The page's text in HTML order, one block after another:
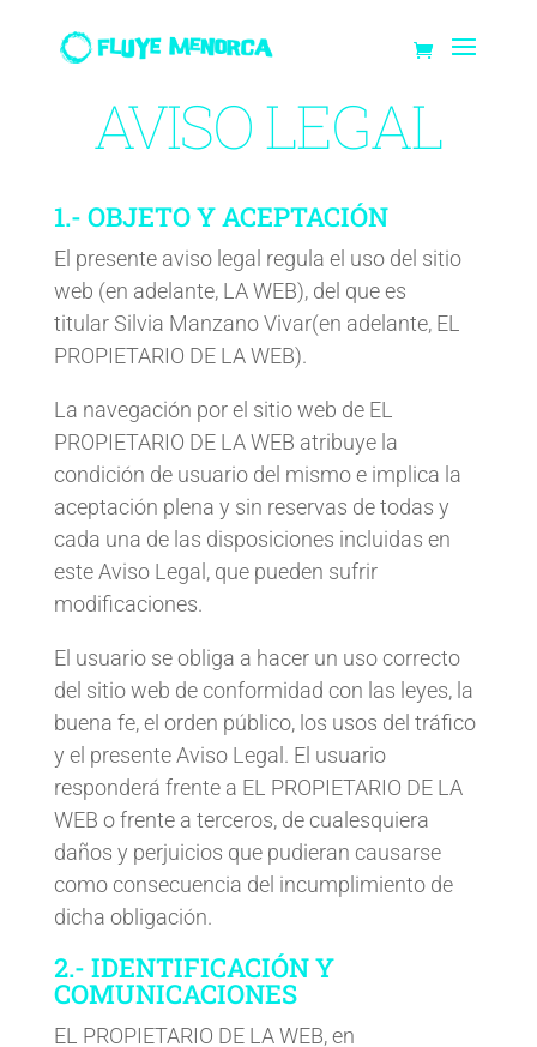
AVISO LEGAL
1.- OBJETO Y ACEPTACIÓN
El presente aviso legal regula el uso del sitio
web (en adelante, LA WEB), del que es
titular Silvia Manzano Vivar(en adelante, EL
PROPIETARIO DE LA WEB).
La navegación por el sitio web de EL
PROPIETARIO DE LA WEB atribuye la
condición de usuario del mismo e implica la
aceptación plena y sin reservas de todas y
cada una de las disposiciones incluidas en
este Aviso Legal, que pueden sufrir
modificaciones.
El usuario se obliga a hacer un uso correcto
del sitio web de conformidad con las leyes, la
buena fe, el orden público, los usos del tráfico
y el presente Aviso Legal. El usuario
responderá frente a EL PROPIETARIO DE LA
WEB o frente a terceros, de cualesquiera
daños y perjuicios que pudieran causarse
como consecuencia del incumplimiento de
dicha obligación.
2.- IDENTIFICACIÓN Y
COMUNICACIONES
EL PROPIETARIO DE LA WEB, en